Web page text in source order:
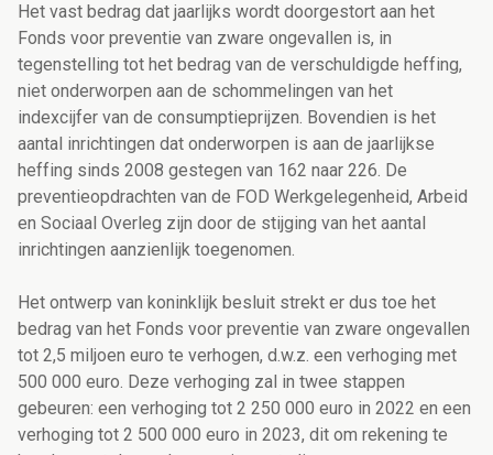
Het vast bedrag dat jaarlijks wordt doorgestort aan het
Fonds voor preventie van zware ongevallen is, in
tegenstelling tot het bedrag van de verschuldigde heffing,
niet onderworpen aan de schommelingen van het
indexcijfer van de consumptieprijzen. Bovendien is het
aantal inrichtingen dat onderworpen is aan de jaarlijkse
heffing sinds 2008 gestegen van 162 naar 226. De
preventieopdrachten van de FOD Werkgelegenheid, Arbeid
en Sociaal Overleg zijn door de stijging van het aantal
inrichtingen aanzienlijk toegenomen.
Het ontwerp van koninklijk besluit strekt er dus toe het
bedrag van het Fonds voor preventie van zware ongevallen
tot 2,5 miljoen euro te verhogen, d.w.z. een verhoging met
500 000 euro. Deze verhoging zal in twee stappen
gebeuren: een verhoging tot 2 250 000 euro in 2022 en een
verhoging tot 2 500 000 euro in 2023, dit om rekening te